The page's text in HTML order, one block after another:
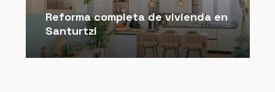
Reforma completa de vivienda en
Santurtzi